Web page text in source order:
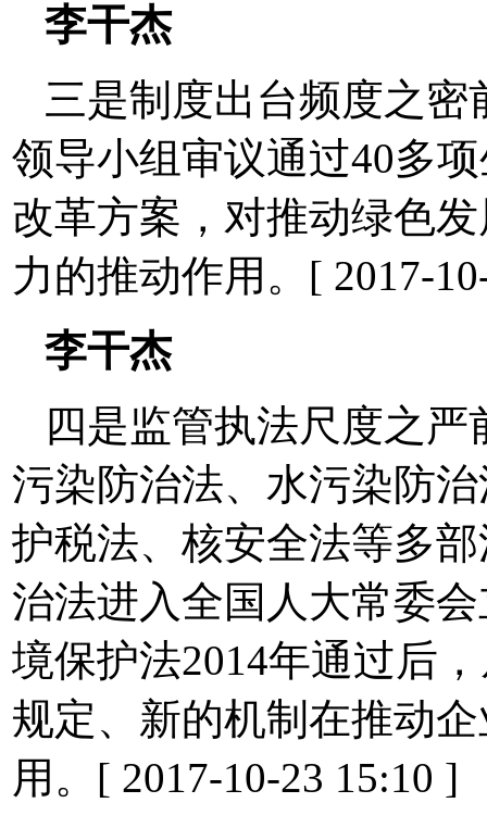
李干杰
三是制度出台频度之
领导小组审议通过40多
改革方案，对推动绿色
力的推动作用。[ 2017-
李干杰
四是监管执法尺度之
污染防治法、水污染防
护税法、核安全法等多
治法进入全国人大常委
境保护法2014年通过后
规定、新的机制在推动
用。[ 2017-10-23 15:10 ]